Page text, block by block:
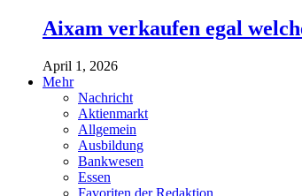
Aixam verkaufen egal
April 1, 2026
Mehr
Nachricht
Aktienmarkt
Allgemein
Ausbildung
Bankwesen
Essen